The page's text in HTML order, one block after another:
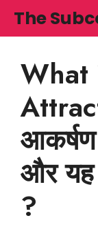
Skip
to
The
What
आकर्षण
और
?